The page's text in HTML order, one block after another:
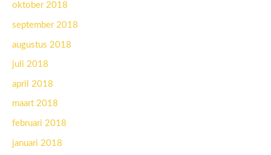
oktober 2018
september 2018
augustus 2018
juli 2018
april 2018
maart 2018
februari 2018
januari 2018